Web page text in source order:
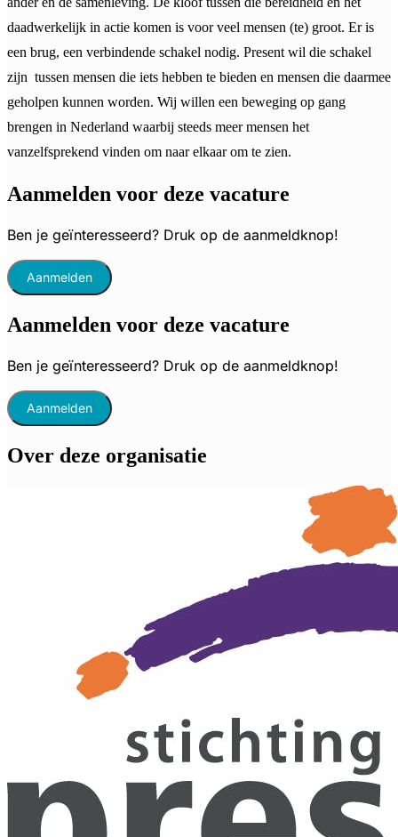
daadwerkelijk in actie komen is voor veel mensen (te) groot. Er is
een brug, een verbindende schakel nodig. Present wil die schakel
zijn tussen mensen die iets hebben te bieden en mensen die daarmee
geholpen kunnen worden. Wij willen een beweging op gang
brengen in Nederland waarbij steeds meer mensen het
vanzelfsprekend vinden om naar elkaar om te zien.
Aanmelden voor deze vacature
Ben je geïnteresseerd? Druk op de aanmeldknop!
Aanmelden
Aanmelden voor deze vacature
Ben je geïnteresseerd? Druk op de aanmeldknop!
Aanmelden
Over deze organisatie